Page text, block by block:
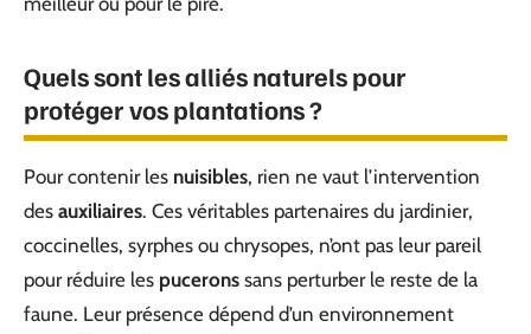
Quels sont les alliés naturels pour
protéger vos plantations ?
Pour contenir les nuisibles, rien ne vaut l’intervention
des auxiliaires. Ces véritables partenaires du jardinier,
coccinelles, syrphes ou chrysopes, n’ont pas leur pareil
pour réduire les pucerons sans perturber le reste de la
faune. Leur présence dépend d’un environnement